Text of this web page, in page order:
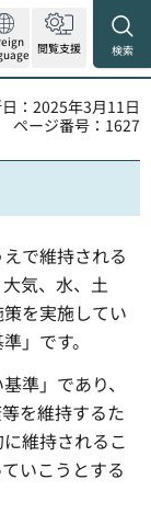
閲覧支援 検索
：2025年3月11日
ページ番号：1627
で維持される
気、水、土
を実施してい
」です。
準」であり、
を維持するた
維持されるこ
いこうとする